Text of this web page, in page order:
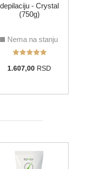
depilaciju - Crystal
(750g)
Nema na stanju
1.607,00RSD